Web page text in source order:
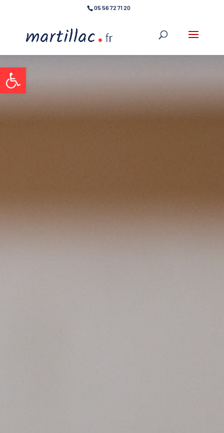
Ouvrir la barre d’outils
05 56 72 71 20